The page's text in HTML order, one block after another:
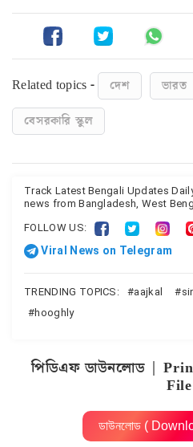
Related topics - দেশ ভারত
বেসরকারি স্কুল
Track Latest Bengali Updates
news from Bangladesh, West
FOLLOW US:
Viral News on Telegram
TRENDING TOPICS: aajkal
hooghly
পিডিএফ ডাউনলোড |
File
ডাউনলোড (